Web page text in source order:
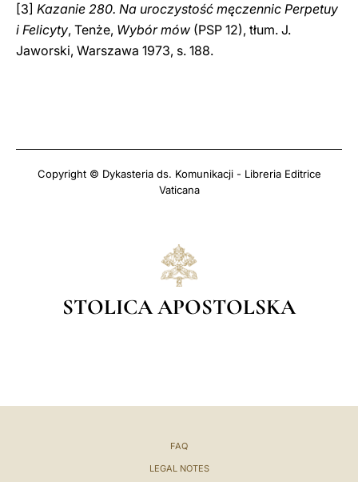
[3] Kazanie 280. Na uroczystość męczennic Perpetuy
i Felicyty, Tenże, Wybór mów (PSP 12), tłum. J.
Jaworski, Warszawa 1973, s. 188.
Copyright © Dykasteria ds. Komunikacji - Libreria Editrice
Vaticana
STOLICA APOSTOLSKA
FAQ
LEGAL NOTES